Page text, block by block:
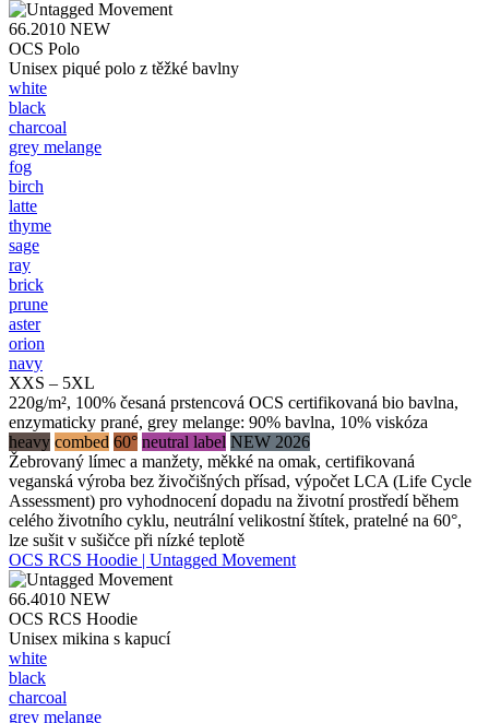
66.2010 NEW
OCS Polo
Unisex piqué polo z těžké bavlny
white
black
charcoal
grey melange
fog
birch
latte
thyme
sage
ray
brick
prune
aster
orion
navy
XXS – 5XL
220g/m², 100% česaná prstencová OCS certifikovaná bio bavlna,
enzymaticky prané, grey melange: 90% bavlna, 10% viskóza
heavy combed 60° neutral label NEW 2026
Žebrovaný límec a manžety, měkké na omak, certifikovaná
veganská výroba bez živočišných přísad, výpočet LCA (Life Cycle
Assessment) pro vyhodnocení dopadu na životní prostředí během
celého životního cyklu, neutrální velikostní štítek, pratelné na 60°,
lze sušit v sušičce při nízké teplotě
OCS RCS Hoodie | Untagged Movement
66.4010 NEW
OCS RCS Hoodie
Unisex mikina s kapucí
white
black
charcoal
grey melange